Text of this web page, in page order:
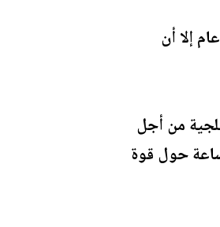
إلا أن
من أجل
حول قوة